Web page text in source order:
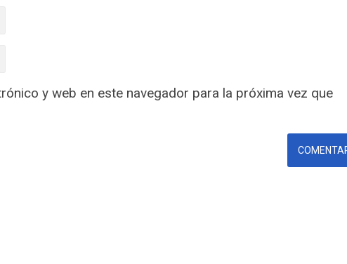
y web en este navegador para la próxima vez que